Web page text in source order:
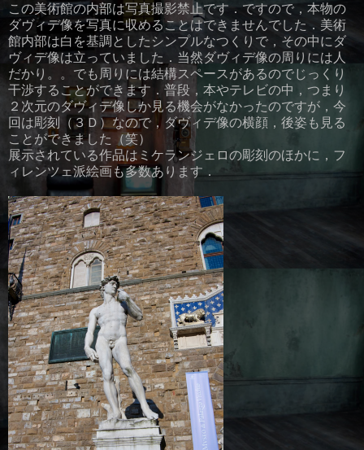
この美術館の内部は写真撮影禁止です．ですので，本物の
ダヴィデ像を写真に収めることはできませんでした．美術
館内部は白を基調としたシンプルなつくりで，その中にダ
ヴィデ像は立っていました．当然ダヴィデ像の周りには人
だかり。。でも周りには結構スペースがあるのでじっくり
干渉することができます．普段，本やテレビの中，つまり
２次元のダヴィデ像しか見る機会がなかったのですが，今
回は彫刻（３Ｄ）なので，ダヴィデ像の横顔，後姿も見る
ことができました（笑）
展示されている作品はミケランジェロの彫刻のほかに，フ
ィレンツェ派絵画も多数あります．